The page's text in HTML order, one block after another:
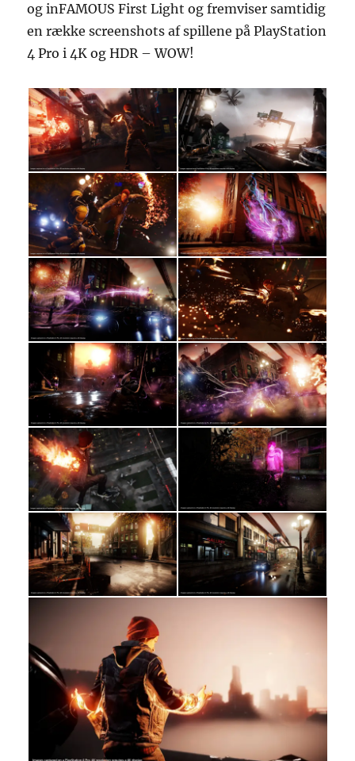
og inFAMOUS First Light og fremviser samtidig
en række screenshots af spillene på PlayStation
4 Pro i 4K og HDR – WOW!